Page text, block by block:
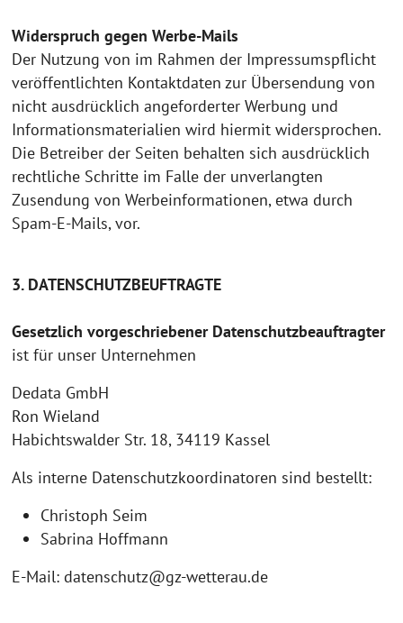
Widerspruch gegen Werbe-Mails
Der Nutzung von im Rahmen der Impressumspflicht
veröffentlichten Kontaktdaten zur Übersendung von
nicht ausdrücklich angeforderter Werbung und
Informationsmaterialien wird hiermit widersprochen.
Die Betreiber der Seiten behalten sich ausdrücklich
rechtliche Schritte im Falle der unverlangten
Zusendung von Werbeinformationen, etwa durch
Spam-E-Mails, vor.
3. DATENSCHUTZBEUFTRAGTE
Gesetzlich vorgeschriebener Datenschutzbeauftragter
ist für unser Unternehmen
Dedata GmbH
Ron Wieland
Habichtswalder Str. 18, 34119 Kassel
Als interne Datenschutzkoordinatoren sind bestellt:
Christoph Seim
Sabrina Hoffmann
E-Mail: datenschutz@gz-wetterau.de